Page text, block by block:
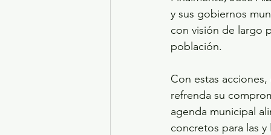
y sus gobiernos
con visión de largo
población.
Con estas
refrenda su
agenda municipal
concretos para las y